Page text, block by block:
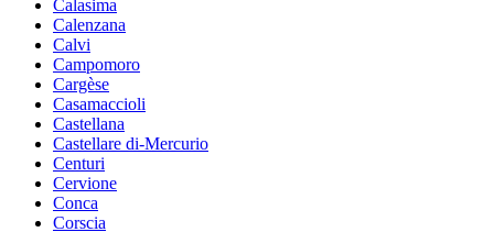
Calasima
Calenzana
Calvi
Campomoro
Cargèse
Casamaccioli
Castellana
Castellare di-Mercurio
Centuri
Cervione
Conca
Corscia